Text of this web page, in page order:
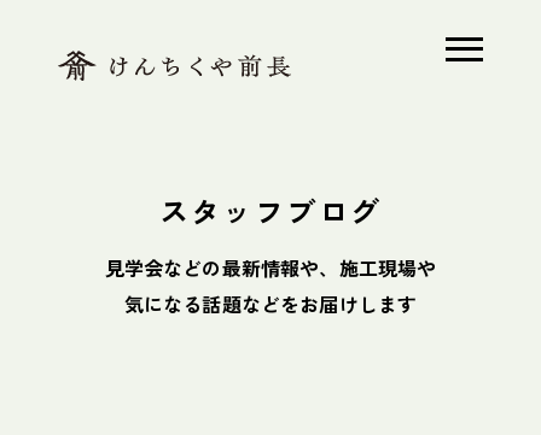
素足の家とは
スタッフブログ
見学会などの最新情報や、施工現場や
気になる話題などをお届けします